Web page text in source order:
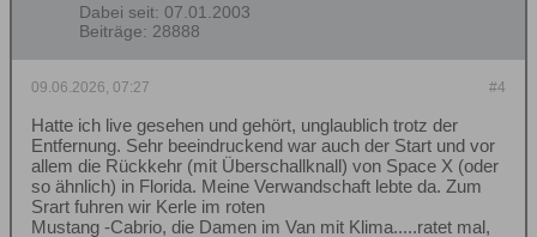
Dabei seit: 07.01.2003
Beiträge: 28888
#4
09.06.2026, 07:27
Hatte ich live gesehen und gehört, unglaublich trotz der
Entfernung. Sehr beeindruckend war auch der Start und vor
allem die Rückkehr (mit Überschallknall) von Space X (oder
so ähnlich) in Florida. Meine Verwandschaft lebte da. Zum
Srart fuhren wir Kerle im roten
Mustang -Cabrio, die Damen im Van mit Klima.....ratet mal,